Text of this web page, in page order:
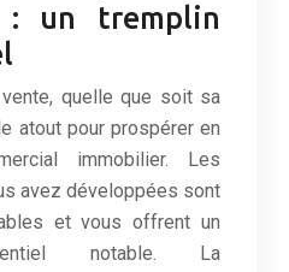
: un tremplin
quelle que soit sa
atout pour prospérer en
immobilier. Les
avez développées sont
et vous offrent un
notable. La